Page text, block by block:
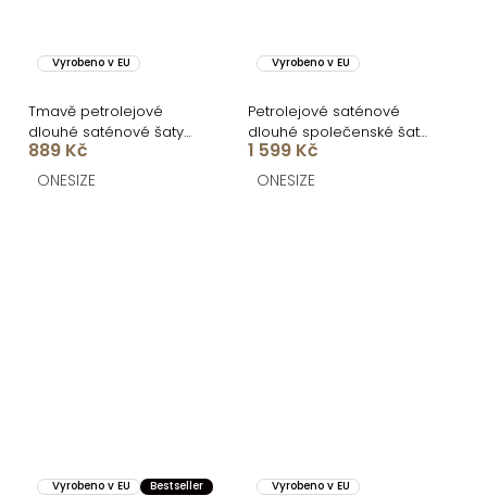
Vyrobeno v EU
Tmavě petrolejové
dlouhé saténové šaty
GO HOME s krátkým
rukávem
889 Kč
ONESIZE
Vyrobeno v EU
Petrolejové saténové
dlouhé společenské šaty
SYCHAEUS bez ramínek
1 599 Kč
ONESIZE
Vyrobeno v EU Bestseller Vyrobeno v EU